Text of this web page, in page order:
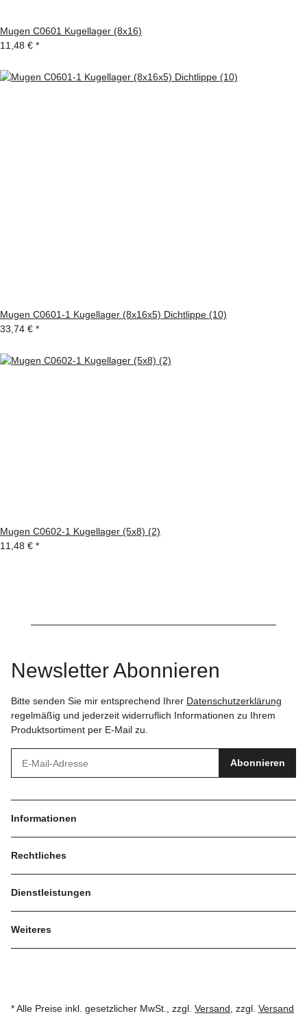
Mugen C0601 Kugellager (8x16)
11,48 € *
Mugen C0601-1 Kugellager (8x16x5) Dichtlippe (10)
33,74 € *
Mugen C0602-1 Kugellager (5x8) (2)
11,48 € *
Newsletter Abonnieren
Bitte senden Sie mir entsprechend Ihrer Datenschutzerklärung
regelmäßig und jederzeit widerruflich Informationen zu Ihrem
Produktsortiment per E-Mail zu.
Abonnieren
Informationen
Rechtliches
Dienstleistungen
Weiteres
* Alle Preise inkl. gesetzlicher MwSt., zzgl. Versand , zzgl. Versand